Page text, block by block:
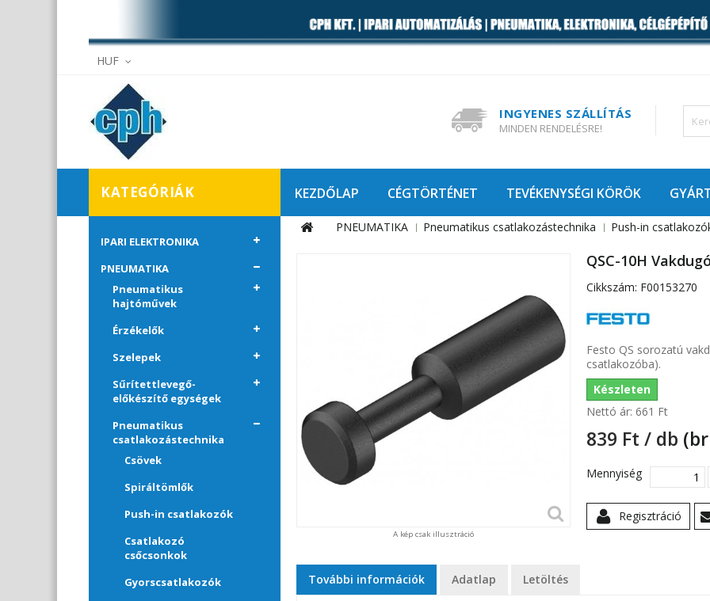
HUF
INGYENES SZÁLLÍTÁS
MINDEN RENDELÉSRE!
KEZDŐLAP CÉGTÖRTÉNET TEVÉKENYSÉGI KÖRÖK
KATEGÓRIÁK
IPARI ELEKTRONIKA
PNEUMATIKA
Pneumatikus
hajtóművek
Érzékelők
Szelepek
Sűrítettlevegő-
előkészítő egységek
Pneumatikus
csatlakozástechnika
Csövek
Spiráltömlők
Push-in csatlakozók
Csatlakozó
csőcsonkok
Gyorscsatlakozók
PNEUMATIKA Pneumatikus csatlakozástechnika Push-in
A kép csak illusztráció
QSC-10H Vakdugó
Cikkszám: F00153270
Festo QS sorozatú
csatlakozóba).
Készleten
Nettó ár: 661 Ft‎
839 Ft‎ / db
Mennyiség
Regisztráció
További információk Adatlap Letöltés